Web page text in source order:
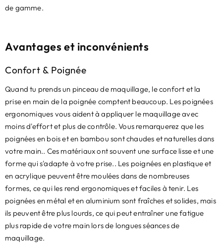
de gamme.
Avantages et inconvénients
Confort & Poignée
Quand tu prends un pinceau de maquillage, le confort et la
prise en main de la poignée comptent beaucoup. Les poignées
ergonomiques vous aident à appliquer le maquillage avec
moins d'effort et plus de contrôle. Vous remarquerez que les
poignées en bois et en bambou sont chaudes et naturelles dans
votre main.. Ces matériaux ont souvent une surface lisse et une
forme qui s'adapte à votre prise.. Les poignées en plastique et
en acrylique peuvent être moulées dans de nombreuses
formes, ce qui les rend ergonomiques et faciles à tenir. Les
poignées en métal et en aluminium sont fraîches et solides, mais
ils peuvent être plus lourds, ce qui peut entraîner une fatigue
plus rapide de votre main lors de longues séances de
maquillage.